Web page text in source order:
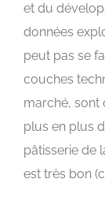
et du
données
peut pas se
couches
marché, sont
plus en plus
pâtisserie de
est très bon